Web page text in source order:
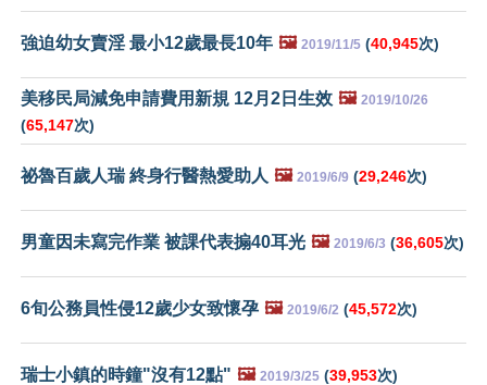
強迫幼女賣淫 最小12歲最長10年 🖼️ 2019/11/5 (40,945次)
美移民局減免申請費用新規 12月2日生效 🖼️ 2019/10/26
(65,147次)
祕魯百歲人瑞 終身行醫熱愛助人 🖼️ 2019/6/9 (29,246次)
男童因未寫完作業 被課代表搧40耳光 🖼️ 2019/6/3 (36,605次)
6旬公務員性侵12歲少女致懷孕 🖼️ 2019/6/2 (45,572次)
瑞士小鎮的時鐘"沒有12點" 🖼️ 2019/3/25 (39,953次)